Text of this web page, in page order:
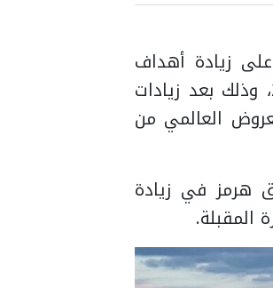
على زيادة أهداف
الإنتاج بمقدار 188 ألف برميل يوميًا اعتبارًا من شهر أغسطس 2026، وذلك بعد زيادات
العالمي من
هرمز في زيادة
المقبلة.